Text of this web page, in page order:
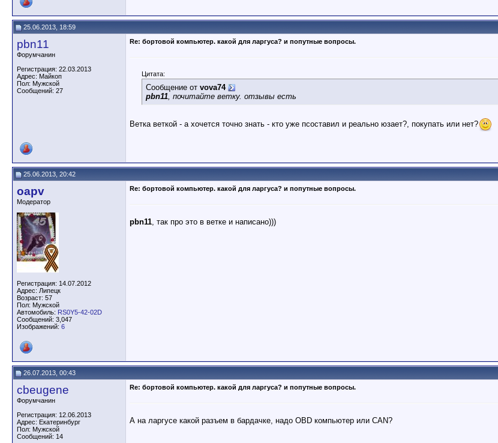
25.06.2013, 18:59
pbn11
Форумчанин
Регистрация: 22.03.2013
Адрес: Майкоп
Пол: Мужской
Сообщений: 27
Re: бортовой компьютер. какой для ларгуса? и попутные вопросы.
Цитата:
Сообщение от vova74
pbn11, почитайте ветку. отзывы есть
Ветка веткой - а хочется точно знать - кто уже псоставил и реально юзает?, покупать или нет?
25.06.2013, 20:42
oapv
Модератор
Регистрация: 14.07.2012
Адрес: Липецк
Возраст: 57
Пол: Мужской
Автомобиль: RS0Y5-42-02D
Сообщений: 3,047
Изображений: 6
Re: бортовой компьютер. какой для ларгуса? и попутные вопросы.
pbn11, так про это в ветке и написано)))
26.07.2013, 00:43
cbeugene
Форумчанин
Регистрация: 12.06.2013
Адрес: Екатеринбург
Пол: Мужской
Сообщений: 14
Re: бортовой компьютер. какой для ларгуса? и попутные вопросы.
А на ларгусе какой разъем в бардачке, надо OBD компьютер или CAN?